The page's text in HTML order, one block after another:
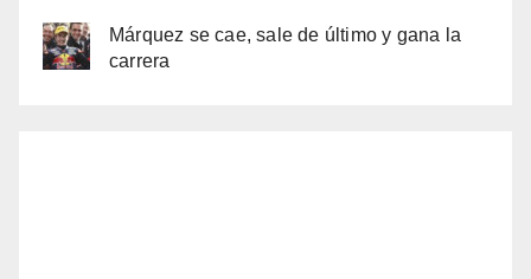
Márquez se cae, sale de último y gana la
carrera